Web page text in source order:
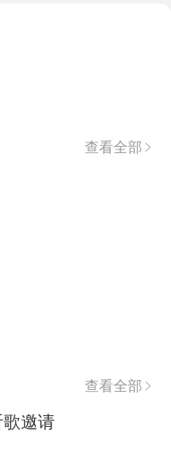
查看全部
查看全部
邀请